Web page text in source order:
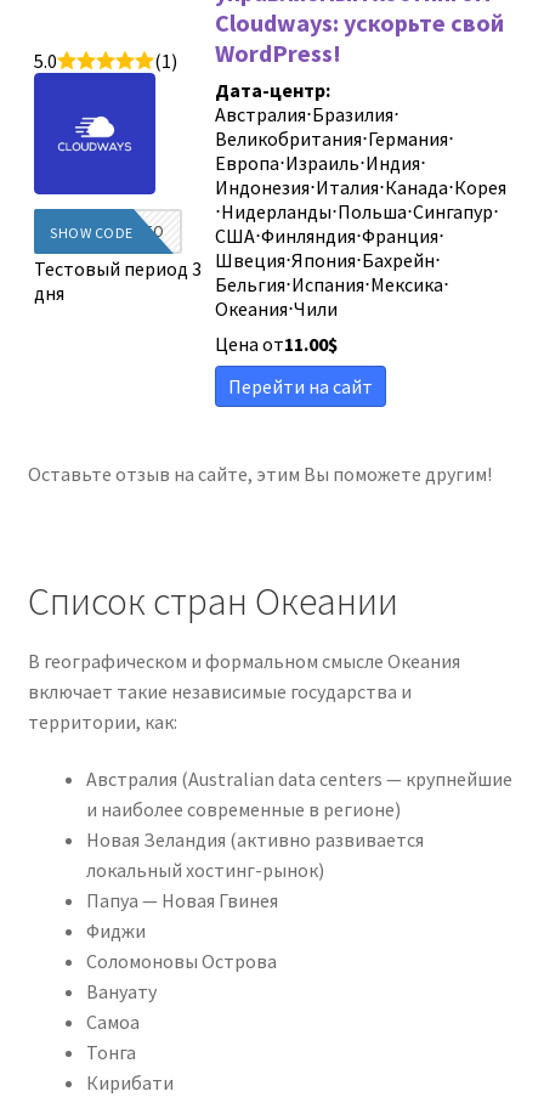
5.0 (1)
DIEGINFO
SHOW CODE
Тестовый период 3
дня
Cloudways: ускорьте свой
WordPress!
Дата-центр:
Австралия⋅Бразилия⋅
Великобритания⋅Германия⋅
Европа⋅Израиль⋅Индия⋅
Индонезия⋅Италия⋅Канада⋅Корея
⋅Нидерланды⋅Польша⋅Сингапур⋅
США⋅Финляндия⋅Франция⋅
Швеция⋅Япония⋅Бахрейн⋅
Бельгия⋅Испания⋅Мексика⋅
Океания⋅Чили
Цена от11.00$
Перейти на сайт
Оставьте отзыв на сайте, этим Вы поможете другим!
Список стран Океании
В географическом и формальном смысле Океания
включает такие независимые государства и
территории, как:
Австралия (Australian data centers — крупнейшие
и наиболее современные в регионе)
Новая Зеландия (активно развивается
локальный хостинг-рынок)
Папуа — Новая Гвинея
Фиджи
Соломоновы Острова
Вануату
Самоа
Тонга
Кирибати